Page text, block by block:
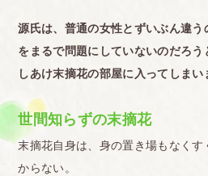
源氏は、普通の女性とずいぶん違う
をまるで問題にしていないのだろ
しあけ末摘花の部屋に入ってしまい
世間知らずの末摘花
末摘花自身は、身の置き場もなく
からない。